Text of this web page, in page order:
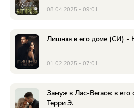
08.04.2025 - 09:01
Лишняя в его доме (СИ) -
01.02.2025 - 07:01
Замуж в Лас-Вегасе: в
Терри Э.